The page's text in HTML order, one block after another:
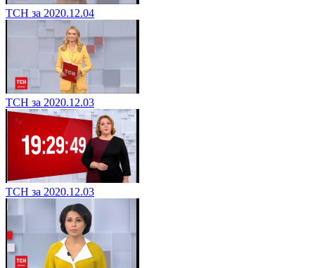
ТСН за 2020.12.04
ТСН за 2020.12.03
ТСН за 2020.12.03